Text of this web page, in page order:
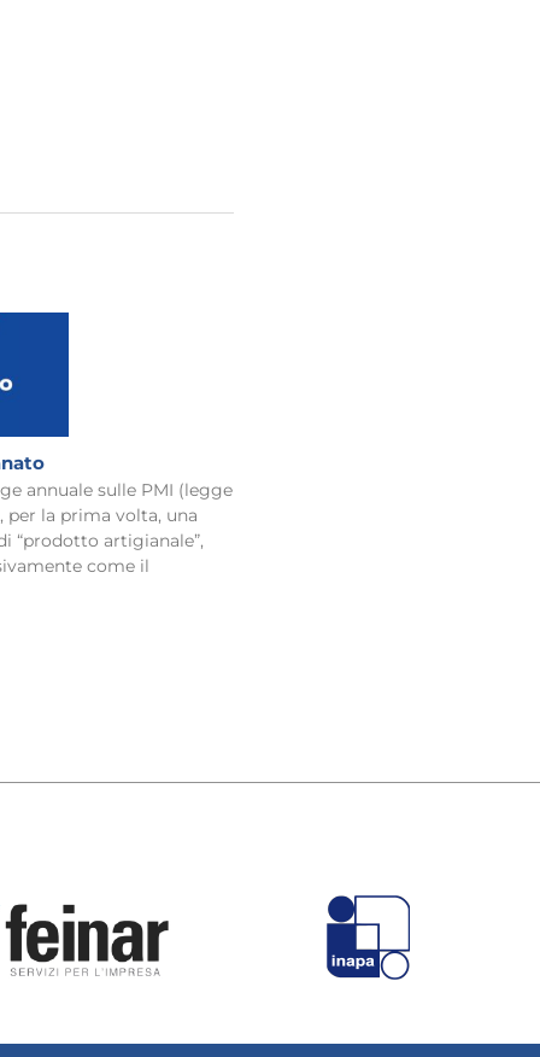
annuale sulle PMI (legge
per la prima volta, una
“prodotto artigianale”,
come il